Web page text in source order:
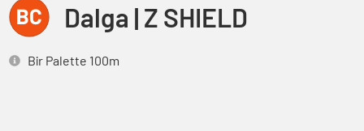
Dalga | Z SHIELD
Bir Palette 100m